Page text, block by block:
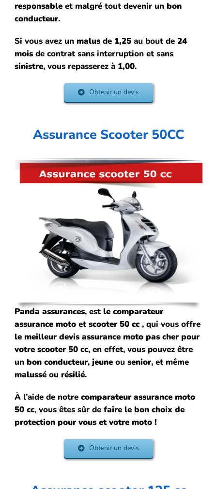
responsableet malgré tout devenir un bon
conducteur.
Si vous avez un malusde 1,25au bout de 24
moisde contrat sans interruption et sans
sinistre, vous repasserez à 1,00.
Obtenir un devis
Assurance Scooter 50CC
Panda assurances, est le comparateur
assurancemotoet scooter 50 cc, qui vous offre
le meilleur devis assurance moto pas cher pour
votre scooter 50 cc, en effet, vous pouvez être
un bon conducteur, jeuneou senior, et même
malussé ou résilié.
À l’aide de notre comparateur assurancemoto
50 cc, vous êtes sûr de faire le bon choix de
protection pour vous et votre moto !
Obtenir un devis